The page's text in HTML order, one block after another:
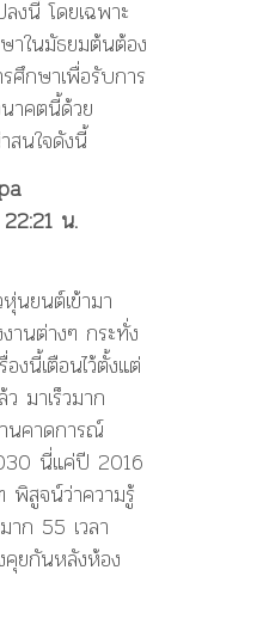
งนี้ โดยเฉพาะ
ในมัธยมต้นต้อง
ศึกษาเพื่อรับการ
าคตนี้ด้วย
สนใจดังนี้
น.
นยนต์เข้ามา
านต่างๆ กระทั่ง
งนี้เตือนไว้ตั้งแต่
มาเร็วมาก
นคาดการณ์
นี่แค่ปี 2016
พิสูจน์ว่าความรู้
าก 55 เวลา
คุยกันหลังห้อง